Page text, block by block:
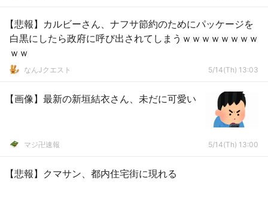
【悲報】カルビーさん、ナフサ節約のためにパッケージを
白黒にしたら政府に呼び出されてしまうｗｗｗｗｗｗｗｗ
ｗｗ
なんJクエスト 5/14(Th) 13:03
【画像】最新の新垣結衣さん、未だに可愛い
マジ卍速報 5/14(Th) 13:00
【悲報】クマサン、都内住宅街に現れる